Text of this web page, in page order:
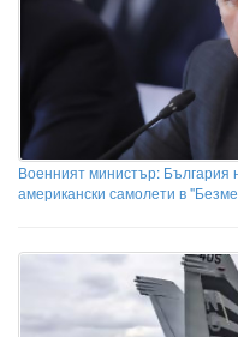
Военният министър: България
американски самолети в